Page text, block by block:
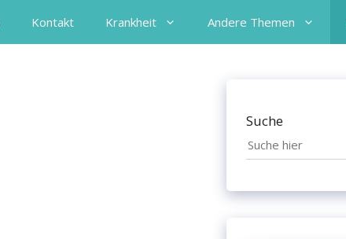
Kontakt Krankheit Andere Themen
Suche